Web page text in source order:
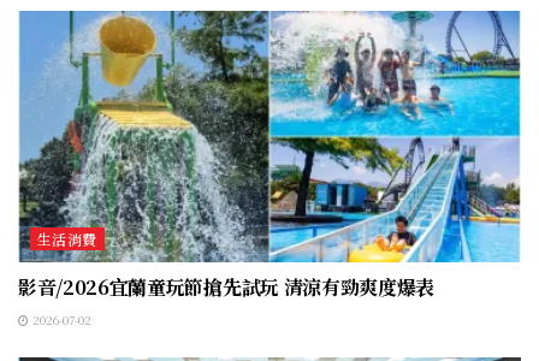
生活消費
影音/2026宜蘭童玩節搶先試玩 清涼有勁爽度爆表
2026-07-02